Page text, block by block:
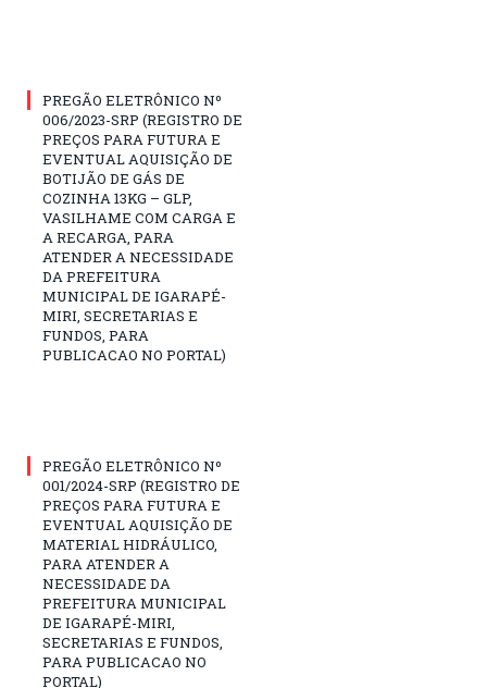
PREGÃO ELETRÔNICO Nº
006/2023-SRP (REGISTRO DE
PREÇOS PARA FUTURA E
EVENTUAL AQUISIÇÃO DE
BOTIJÃO DE GÁS DE
COZINHA 13KG – GLP,
VASILHAME COM CARGA E
A RECARGA, PARA
ATENDER A NECESSIDADE
DA PREFEITURA
MUNICIPAL DE IGARAPÉ-
MIRI, SECRETARIAS E
FUNDOS, PARA
PUBLICACAO NO PORTAL)
PREGÃO ELETRÔNICO Nº
001/2024-SRP (REGISTRO DE
PREÇOS PARA FUTURA E
EVENTUAL AQUISIÇÃO DE
MATERIAL HIDRÁULICO,
PARA ATENDER A
NECESSIDADE DA
PREFEITURA MUNICIPAL
DE IGARAPÉ-MIRI,
SECRETARIAS E FUNDOS,
PARA PUBLICACAO NO
PORTAL)